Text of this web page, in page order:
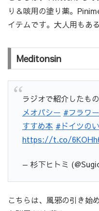
り＆咳用の塗り薬。
イテムです。大人用もあ
Meditonsin
ラジオで紹介したも
メオパシー #フラワ
すすめ本 #ドイツの
https://t.co/
— 杉下ヒトミ
こちらは、風邪の引き始